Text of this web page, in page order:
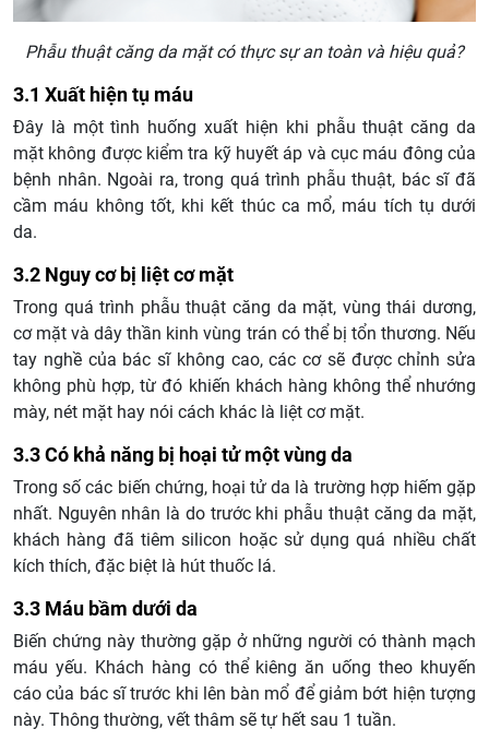
Phẫu thuật căng da mặt có thực sự an toàn và hiệu quả?
3.1 Xuất hiện tụ máu
Đây là một tình huống xuất hiện khi phẫu thuật căng da
mặt không được kiểm tra kỹ huyết áp và cục máu đông của
bệnh nhân. Ngoài ra, trong quá trình phẫu thuật, bác sĩ đã
cầm máu không tốt, khi kết thúc ca mổ, máu tích tụ dưới
da.
3.2 Nguy cơ bị liệt cơ mặt
Trong quá trình phẫu thuật căng da mặt, vùng thái dương,
cơ mặt và dây thần kinh vùng trán có thể bị tổn thương. Nếu
tay nghề của bác sĩ không cao, các cơ sẽ được chỉnh sửa
không phù hợp, từ đó khiến khách hàng không thể nhướng
mày, nét mặt hay nói cách khác là liệt cơ mặt.
3.3 Có khả năng bị hoại tử một vùng da
Trong số các biến chứng, hoại tử da là trường hợp hiếm gặp
nhất. Nguyên nhân là do trước khi phẫu thuật căng da mặt,
khách hàng đã tiêm silicon hoặc sử dụng quá nhiều chất
kích thích, đặc biệt là hút thuốc lá.
3.3 Máu bầm dưới da
Biến chứng này thường gặp ở những người có thành mạch
máu yếu. Khách hàng có thể kiêng ăn uống theo khuyến
cáo của bác sĩ trước khi lên bàn mổ để giảm bớt hiện tượng
này. Thông thường, vết thâm sẽ tự hết sau 1 tuần.